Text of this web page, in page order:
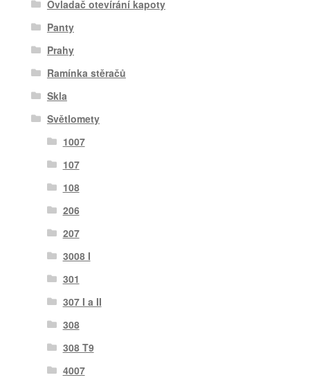
Ovladač otevírání kapoty
Panty
Prahy
Ramínka stěračů
Skla
Světlomety
1007
107
108
206
207
3008 I
301
307 I a II
308
308 T9
4007